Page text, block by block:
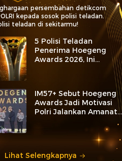
persembahan detikcom
kepada sosok polisi teladan.
teladan di sekitarmu!
5 Polisi Teladan
Penerima Hoegeng
Awards 2026, Ini
Kategori dan Kiprahnya
IM57+ Sebut Hoegeng
Awards Jadi Motivasi
Polri Jalankan Amanat
Lihat Selengkapnya